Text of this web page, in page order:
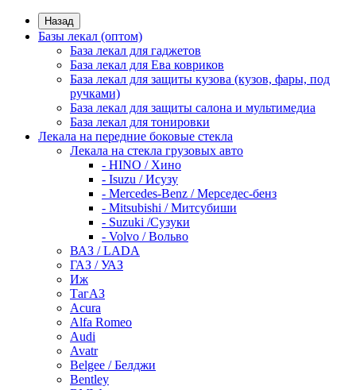
Назад
Базы лекал (оптом)
База лекал для гаджетов
База лекал для Ева ковриков
База лекал для защиты кузова (кузов, фары, под
ручками)
База лекал для защиты салона и мультимедиа
База лекал для тонировки
Лекала на передние боковые стекла
Лекала на стекла грузовых авто
- HINO / Хино
- Isuzu / Исузу
- Mercedes-Benz / Мерседес-бенз
- Mitsubishi / Митсубиши
- Suzuki /Сузуки
- Volvo / Вольво
ВАЗ / LADA
ГАЗ / УАЗ
Иж
ТагАЗ
Acura
Alfa Romeo
Audi
Avatr
Belgee / Белджи
Bentley